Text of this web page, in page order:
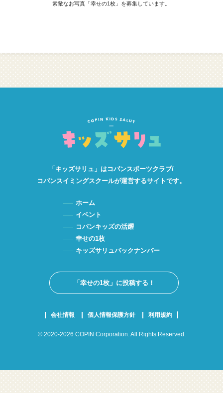
素敵なお写真「幸せの1枚」を募集しています。
「キッズサリュ」はコパンスポーツクラブ/
コパンスイミングスクールが運営するサイトです。
ホーム
イベント
コパンキッズの活躍
幸せの1枚
キッズサリュバックナンバー
「幸せの1枚」に投稿する！
会社情報 個人情報保護方針 利用規約
© 2020-2026 COPIN Corporation. All Rights Reserved.